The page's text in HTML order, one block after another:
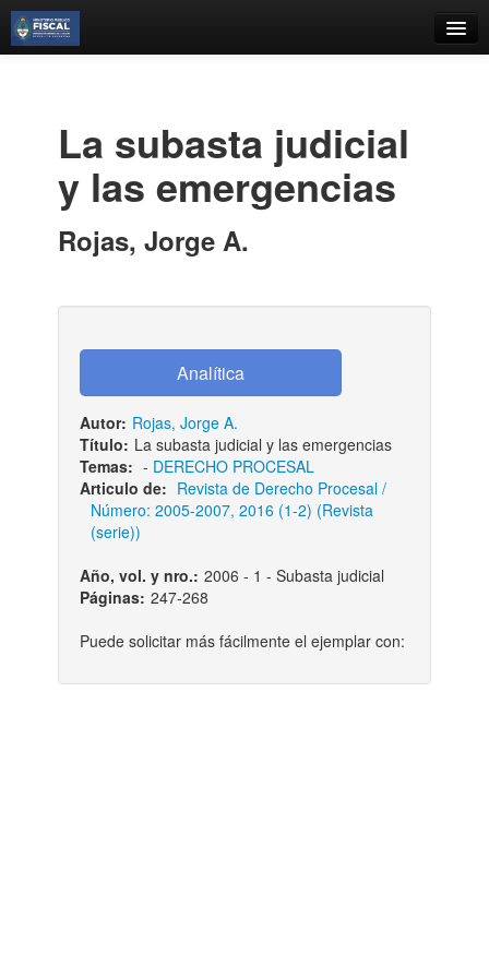
Estantes Virtuales
Iniciar sesión
La subasta judicial
y las emergencias
Rojas, Jorge A.
Autor: Rojas, Jorge A.
Título: La subasta judicial y las emergencias
Temas: - DERECHO PROCESAL
Articulo de: Revista de Derecho Procesal /
Número: 2005-2007, 2016 (1-2) (Revista
(serie))
Año, vol. y nro.: 2006 - 1 - Subasta judicial
Páginas: 247-268
Puede solicitar más fácilmente el ejemplar con: